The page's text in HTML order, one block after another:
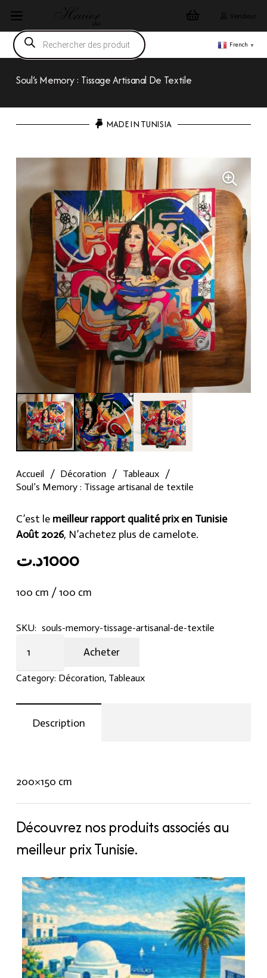
Vendeur
Recherche
de
produits
French ▼
Soul’s Memory : Tissage Artisanal De Textile
MADE IN TUNISIA
Accueil / Décoration / Tableaux /
Soul’s Memory : Tissage artisanal de textile
C’est le meilleur rapport qualité prix en Tunisie
Août 2026, N’achetez plus de camelote.
1000د.ت
100 cm / 100 cm
SKU: souls-memory-tissage-artisanal-de-textile
Memory
:
Tissage
artisanal
Acheter
Category: Décoration, Tableaux
Description
200×150 cm
Découvrez nos produits associés au
meilleur prix Tunisie.